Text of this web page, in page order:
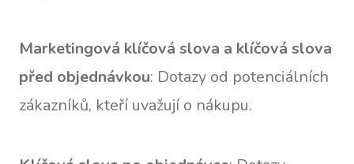
Marketingová klíčová slova a klíčová slova
před objednávkou: Dotazy od potenciálních
zákazníků, kteří uvažují o nákupu.